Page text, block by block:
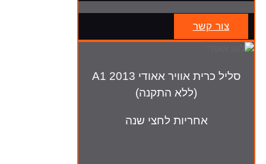
צור קשר
סליל כרית אוויר אאודי A1 2013
(ללא התקנה)
אחריות לחצי שנה